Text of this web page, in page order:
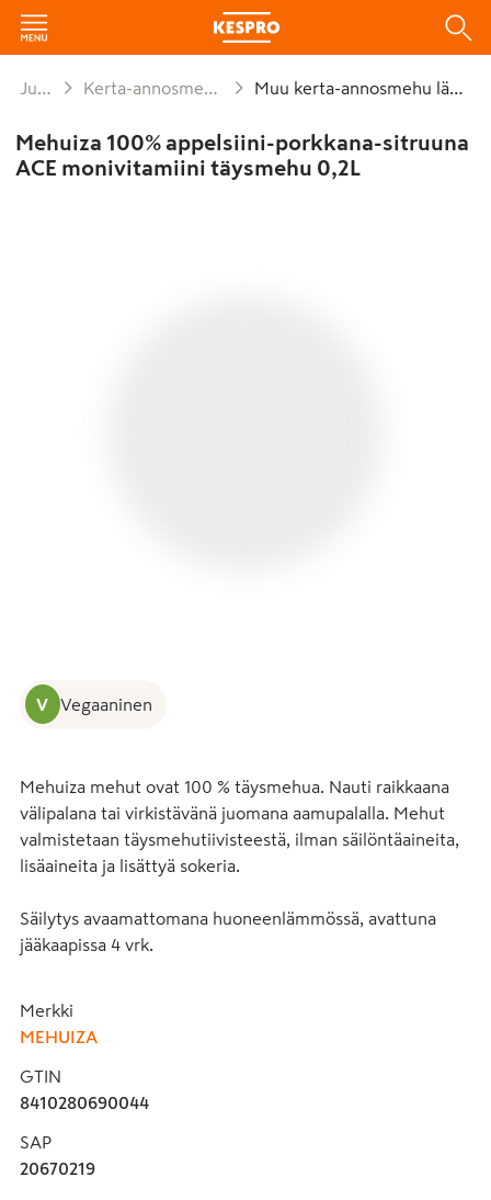
Juomat Kerta-annosmehut lämmin Muu kerta-annosmehu lämmin
Mehuiza 100% appelsiini-porkkana-sitruuna
ACE monivitamiini täysmehu 0,2L
V Vegaaninen
Mehuiza mehut ovat 100 % täysmehua. Nauti raikkaana
välipalana tai virkistävänä juomana aamupalalla. Mehut
valmistetaan täysmehutiivisteestä, ilman säilöntäaineita,
lisäaineita ja lisättyä sokeria.
Säilytys avaamattomana huoneenlämmössä, avattuna
jääkaapissa 4 vrk.
Merkki
MEHUIZA
GTIN
8410280690044
SAP
20670219